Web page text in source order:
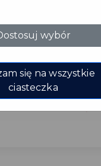
Karty
pomorskiego. ...
wybór
się na wszystkie
ciasteczka